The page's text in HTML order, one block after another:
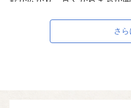
指定されており、歴史的に貴
方、市の南部は、雄大な金剛
さ